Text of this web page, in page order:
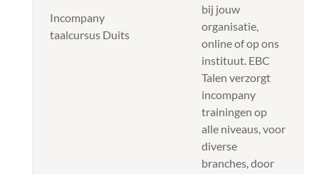
Incompany
taalcursus Duits
bij jouw
organisatie,
online of op ons
instituut. EBC
Talen verzorgt
incompany
trainingen op
alle niveaus, voor
diverse
branches, door